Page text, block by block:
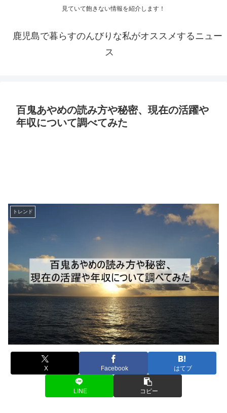
見ていて飽きない情報を紹介します！
鹿児島で暮らすのんびりな私がオススメするニュー
ス
百鬼あやめの読み方や秘密、現在の活躍や
年収について調べてみた
トレンド
X Facebook はてブ
LINE コピー